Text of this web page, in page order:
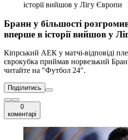
історії вийшов у Лігу Європи
Бранн у більшості
вперше в історії вийшов у
Кіпрський АЕК у матчі-відповіді
єврокубка приймав норвезький
читайте на "Футбол 24".
Поділитись
0
коментарі